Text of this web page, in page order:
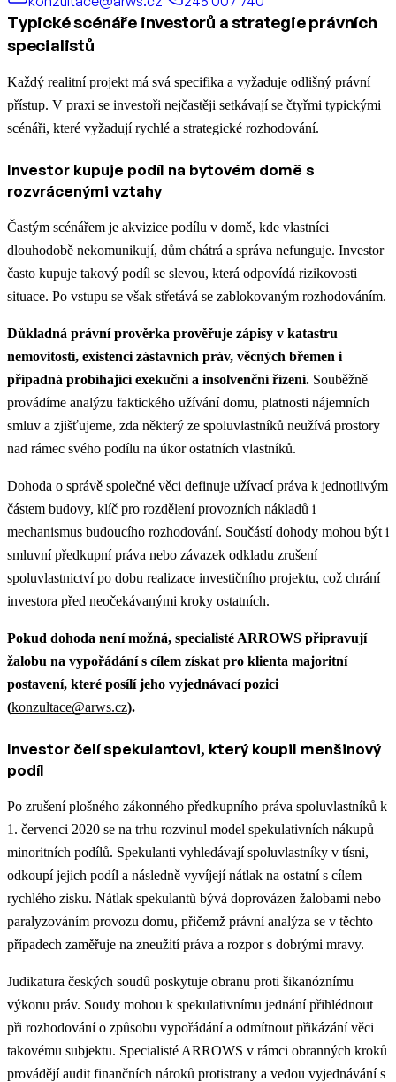
Typické scénáře investorů a strategie právních
specialistů
Každý realitní projekt má svá specifika a vyžaduje odlišný právní
přístup. V praxi se investoři nejčastěji setkávají se čtyřmi typickými
scénáři, které vyžadují rychlé a strategické rozhodování.
Investor kupuje podíl na bytovém domě s
rozvrácenými vztahy
Častým scénářem je akvizice podílu v domě, kde vlastníci
dlouhodobě nekomunikují, dům chátrá a správa nefunguje. Investor
často kupuje takový podíl se slevou, která odpovídá rizikovosti
situace. Po vstupu se však střetává se zablokovaným rozhodováním.
Důkladná právní prověrka prověřuje zápisy v katastru
nemovitostí, existenci zástavních práv, věcných břemen i
případná probíhající exekuční a insolvenční řízení. Souběžně
provádíme analýzu faktického užívání domu, platnosti nájemních
smluv a zjišťujeme, zda některý ze spoluvlastníků neužívá prostory
nad rámec svého podílu na úkor ostatních vlastníků.
Dohoda o správě společné věci definuje užívací práva k jednotlivým
částem budovy, klíč pro rozdělení provozních nákladů i
mechanismus budoucího rozhodování. Součástí dohody mohou být i
smluvní předkupní práva nebo závazek odkladu zrušení
spoluvlastnictví po dobu realizace investičního projektu, což chrání
investora před neočekávanými kroky ostatních.
Pokud dohoda není možná, specialisté ARROWS připravují
žalobu na vypořádání s cílem získat pro klienta majoritní
postavení, které posílí jeho vyjednávací pozici
(konzultace@arws.cz).
Investor čelí spekulantovi, který koupil menšinový
podíl
Po zrušení plošného zákonného předkupního práva spoluvlastníků k
1. červenci 2020 se na trhu rozvinul model spekulativních nákupů
minoritních podílů. Spekulanti vyhledávají spoluvlastníky v tísni,
odkoupí jejich podíl a následně vyvíjejí nátlak na ostatní s cílem
rychlého zisku. Nátlak spekulantů bývá doprovázen žalobami nebo
paralyzováním provozu domu, přičemž právní analýza se v těchto
případech zaměřuje na zneužití práva a rozpor s dobrými mravy.
Judikatura českých soudů poskytuje obranu proti šikanóznímu
výkonu práv. Soudy mohou k spekulativnímu jednání přihlédnout
při rozhodování o způsobu vypořádání a odmítnout přikázání věci
takovému subjektu. Specialisté ARROWS v rámci obranných kroků
provádějí audit finančních nároků protistrany a vedou vyjednávání s